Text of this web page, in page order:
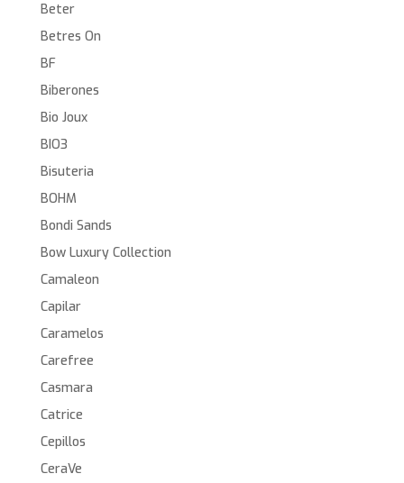
Beter
Betres On
BF
Biberones
Bio Joux
BIO3
Bisuteria
BOHM
Bondi Sands
Bow Luxury Collection
Camaleon
Capilar
Caramelos
Carefree
Casmara
Catrice
Cepillos
CeraVe